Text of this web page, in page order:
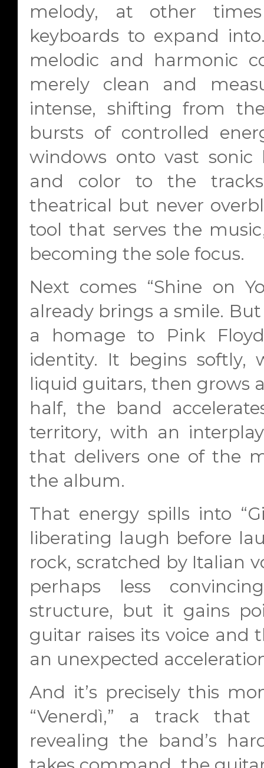
melody, at other
keyboards to expand
melodic and harmonic
merely clean and
intense, shifting from
bursts of controlled
windows onto vast sonic
and color to the
theatrical but never
tool that serves the
becoming the sole focus.
Next comes “Shine on
already brings a smile.
a homage to Pink
identity. It begins softly,
liquid guitars, then grows
half, the band
territory, with an
that delivers one of the
the album.
That energy spills into
liberating laugh before
rock, scratched by Italian
perhaps less
structure, but it gains
guitar raises its voice
an unexpected
And it’s precisely this
“Venerdì,” a track
revealing the band’s